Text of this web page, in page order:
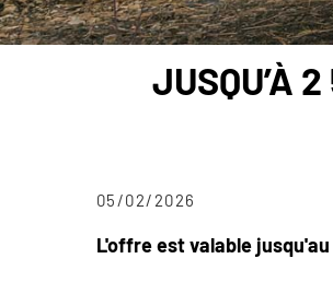
JUSQU’À
05/02/2026
L'offre est valable